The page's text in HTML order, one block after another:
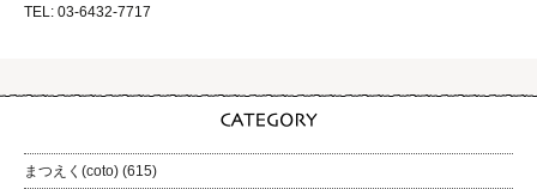
TEL: 03-6432-7717
まつえく(coto) (615)